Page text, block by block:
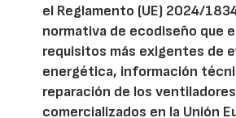
el Reglamento (UE) 2024/
normativa de ecodiseño que
requisitos más exigentes de
energética, información
reparación de los
comercializados en la Unión